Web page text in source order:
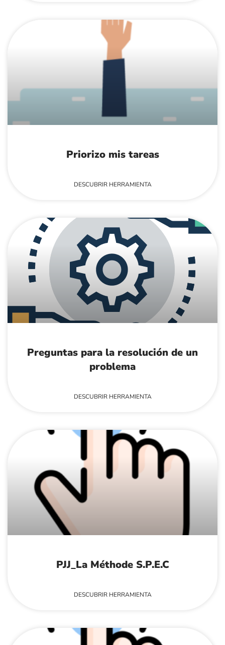
Priorizo mis tareas
DESCUBRIR HERRAMIENTA
Preguntas para la resolución de un
problema
DESCUBRIR HERRAMIENTA
PJJ_La Méthode S.P.E.C
DESCUBRIR HERRAMIENTA